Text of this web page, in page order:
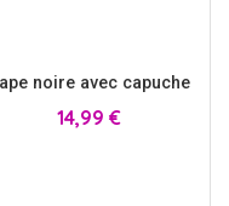
noire avec capuche
Prix
14,99 €